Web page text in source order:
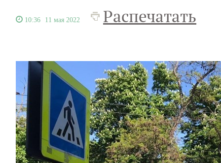
10:36 11 мая 2022 Распечатать